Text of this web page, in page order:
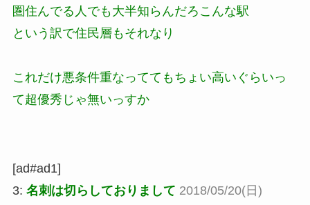
圏住んでる人でも大半知らんだろこんな駅
という訳で住民層もそれなり
これだけ悪条件重なっててもちょい高いぐらいっ
て超優秀じゃ無いっすか
[ad#ad1]
3: 名刺は切らしておりまして 2018/05/20(日)